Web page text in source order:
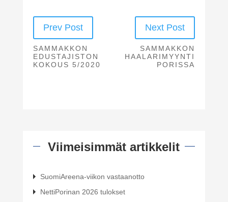
Prev Post
SAMMAKKON
EDUSTAJISTON
KOKOUS 5/2020
Next Post
SAMMAKKON
HAALARIMYYNTI
PORISSA
Viimeisimmät artikkelit
SuomiAreena-viikon vastaanotto
NettiPorinan 2026 tulokset